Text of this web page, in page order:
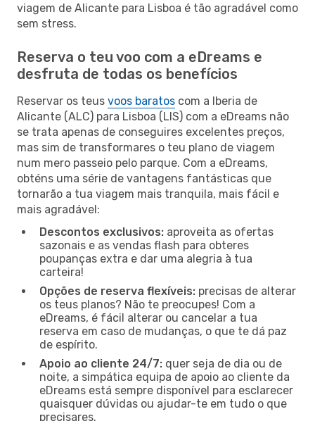
viagem de Alicante para Lisboa é tão agradável como
sem stress.
Reserva o teu voo com a eDreams e
desfruta de todas os benefícios
Reservar os teus voos baratos com a Iberia de
Alicante (ALC) para Lisboa (LIS) com a eDreams não
se trata apenas de conseguires excelentes preços,
mas sim de transformares o teu plano de viagem
num mero passeio pelo parque. Com a eDreams,
obténs uma série de vantagens fantásticas que
tornarão a tua viagem mais tranquila, mais fácil e
mais agradável:
Descontos exclusivos: aproveita as ofertas
sazonais e as vendas flash para obteres
poupanças extra e dar uma alegria à tua
carteira!
Opções de reserva flexíveis: precisas de alterar
os teus planos? Não te preocupes! Com a
eDreams, é fácil alterar ou cancelar a tua
reserva em caso de mudanças, o que te dá paz
de espírito.
Apoio ao cliente 24/7: quer seja de dia ou de
noite, a simpática equipa de apoio ao cliente da
eDreams está sempre disponível para esclarecer
quaisquer dúvidas ou ajudar-te em tudo o que
precisares.